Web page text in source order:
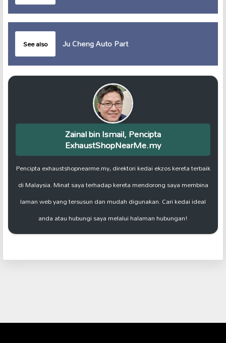
See also Ju Cheng Auto Part
Zainal bin Ismail, Pencipta
ExhaustShopNearMe.my
Pencipta exhaustshopnearme.my, direktori kedai ekzos kereta terbaik
di Malaysia. Minat saya terhadap kereta mendorong saya membina
laman web yang tersusun dan mudah digunakan. Cari kedai ideal
anda atau hubungi saya melalui halaman hubungan!